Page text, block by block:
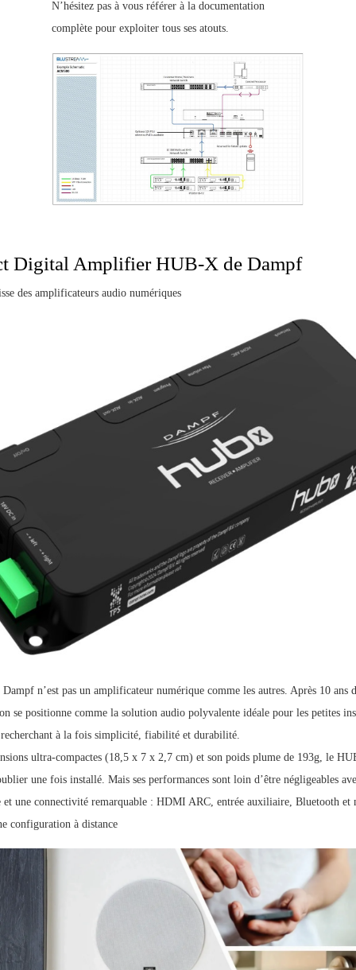
N’hésitez pas à vous référer à la documentation
complète pour exploiter tous ses atouts.
Digital Amplifier HUB-X de Dampf
des amplificateurs audio numériques
n’est pas un amplificateur numérique comme les autres. Après 10 ans
se positionne comme la solution audio polyvalente idéale pour les petites
à la fois simplicité, fiabilité et durabilité.
ultra-compactes (18,5 x 7 x 2,7 cm) et son poids plume de 193g, le
une fois installé. Mais ses performances sont loin d’être négligeables
et une connectivité remarquable : HDMI ARC, entrée auxiliaire, Bluetooth et
configuration à distance